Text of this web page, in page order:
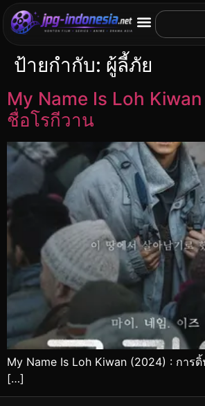
ป้ายกำกับ: ผู้ลี้ภัย
My Name Is Loh
ชื่อโรกีวาน
My Name Is Loh Kiwan (2024) : การ
[…]